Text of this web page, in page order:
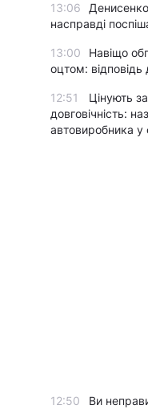
13:06
насправді
13:00
Навіщо
оцтом: відповідь
12:51
Цінують
довговічність:
автовиробника у
12:50
Ви